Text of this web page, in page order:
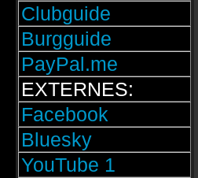
Clubguide
Burgguide
PayPal.me
EXTERNES:
Facebook
Bluesky
YouTube 1